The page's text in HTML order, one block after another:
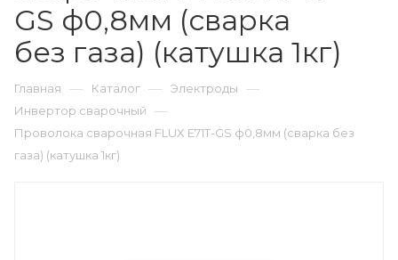
GS ф0,8мм (сварка
без газа) (катушка 1кг)
Главная — Каталог — Электроды —
Инвертор сварочный —
Проволока сварочная FLUX E71T-GS ф0,8мм (сварка без
газа) (катушка 1кг)